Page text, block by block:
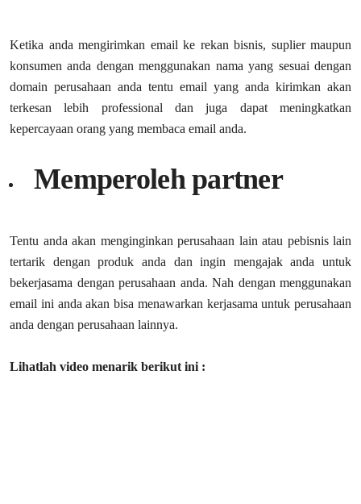
Ketika anda mengirimkan email ke rekan bisnis, suplier maupun
konsumen anda dengan menggunakan nama yang sesuai dengan
domain perusahaan anda tentu email yang anda kirimkan akan
terkesan lebih professional dan juga dapat meningkatkan
kepercayaan orang yang membaca email anda.
Memperoleh partner
Tentu anda akan menginginkan perusahaan lain atau pebisnis lain
tertarik dengan produk anda dan ingin mengajak anda untuk
bekerjasama dengan perusahaan anda. Nah dengan menggunakan
email ini anda akan bisa menawarkan kerjasama untuk perusahaan
anda dengan perusahaan lainnya.
Lihatlah video menarik berikut ini :